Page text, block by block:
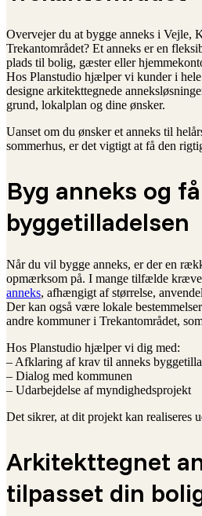
Overvejer du at bygge anneks i Vejle,
Trekantområdet? Et anneks er en
plads til bolig, gæster eller
Hos Planstudio hjælper vi kunder i
designe arkitekttegnede
grund, lokalplan og dine ønsker.
Uanset om du ønsker et anneks til
sommerhus, er det vigtigt at få den
Byg anneks og
byggetilladelsen
Når du vil bygge anneks, er der en
opmærksom på. I mange tilfælde
anneks, afhængigt af størrelse,
Der kan også være lokale
andre kommuner i Trekantområdet,
Hos Planstudio hjælper vi dig med:
– Afklaring af krav til anneks
– Dialog med kommunen
– Udarbejdelse af myndighedsprojekt
Det sikrer, at dit projekt kan realiseres
Arkitekttegnet
tilpasset din